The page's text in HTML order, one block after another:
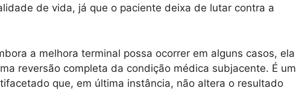
de vida, já que o paciente deixa de lutar contra a
a melhora terminal possa ocorrer em alguns casos, ela
reversão completa da condição médica subjacente. É um
que, em última instância, não altera o resultado